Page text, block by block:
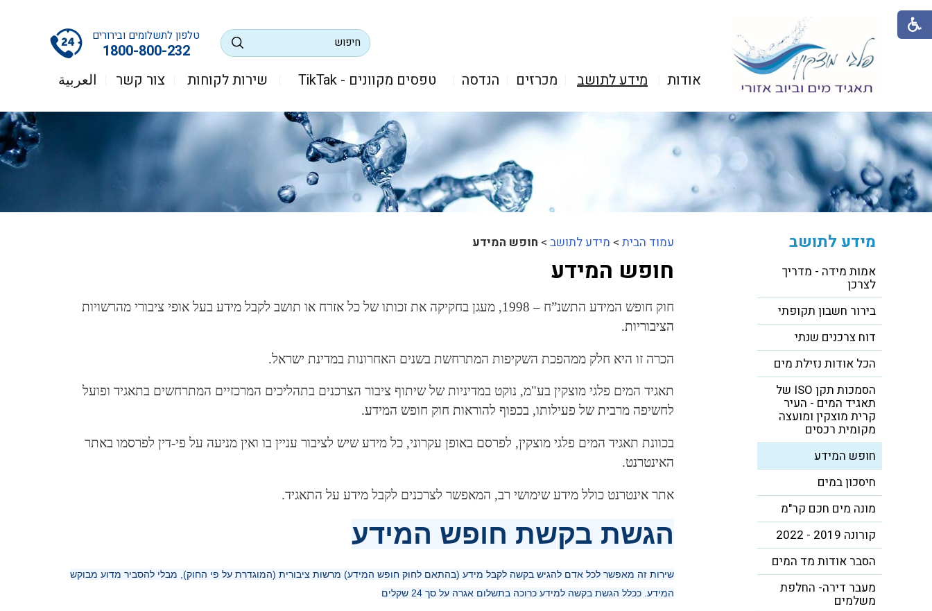
טלפון לתשלומים ובירורים
1800-800-232
אודות
מידע לתושב מכרזים הנדסה טפסים מקוונים - TikTak שירות לקוחות צור קשר العربية
מידע לתושב
אמות מידה - מדריך
לצרכן
בירור חשבון תקופתי
דוח צרכנים שנתי
הכל אודות נזילת מים
הסמכות תקן ISO של
תאגיד המים - העיר
קרית מוצקין ומועצה
מקומית רכסים
חופש המידע
חיסכון במים
מונה מים חכם קר"מ
קורונה 2019 - 2022
הסבר אודות מד המים
מעבר דירה- החלפת
משלמים
עמוד הבית > מידע לתושב > חופש המידע
חופש המידע
חוק חופש המידע התשנ”ח – 1998, מעגן בחקיקה את זכותו של כל אזרח או תושב לקבל מידע בעל אופי ציבורי מהרשויות
הציבוריות.
הכרה זו היא חלק ממהפכת השקיפות המתרחשת בשנים האחרונות במדינת ישראל.
תאגיד המים פלגי מוצקין בע"מ, נוקט במדיניות של שיתוף ציבור הצרכנים בתהליכים המרכזיים המתרחשים בתאגיד ופועל
לחשיפה מרבית של פעילותו, בכפוף להוראות חוק חופש המידע.
בכוונת תאגיד המים פלגי מוצקין, לפרסם באופן עקרוני, כל מידע שיש לציבור עניין בו ואין מניעה על פי-דין לפרסמו באתר
האינטרנט.
אתר אינטרנט כולל מידע שימושי רב, המאפשר לצרכנים לקבל מידע על התאגיד.
הגשת בקשת חופש המידע
שירות זה מאפשר לכל אדם להגיש בקשה לקבל מידע (בהתאם לחוק חופש המידע) מרשות ציבורית (המוגדרת על פי החוק), מבלי להסביר מדוע מבוקש
המידע. ככלל הגשת בקשה למידע כרוכה בתשלום אגרה על סך 24 שקלים